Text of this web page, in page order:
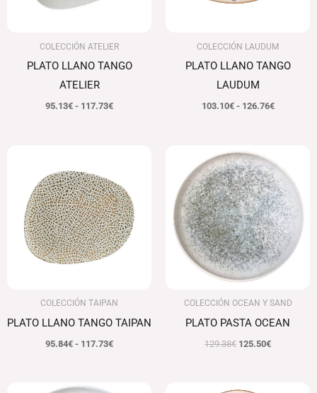
COLECCIÓN ATELIER
PLATO LLANO TANGO
ATELIER
95.13€ - 117.73€
COLECCIÓN LAUDUM
PLATO LLANO TANGO
LAUDUM
103.10€ - 126.76€
COLECCIÓN TAIPAN
PLATO LLANO TANGO TAIPAN
95.84€ - 117.73€
desde
95.84€
hasta
117.73€
COLECCIÓN OCEAN Y SAND
PLATO PASTA OCEAN
129.38€
El
precio
original
era:
129.38€.
125.50€
precio
actual
es:
125.50€.
El
El